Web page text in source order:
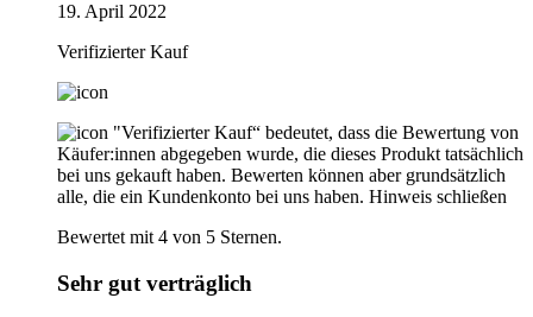
19. April 2022
Verifizierter Kauf
"Verifizierter Kauf“ bedeutet, dass die Bewertung von
Käufer:innen abgegeben wurde, die dieses Produkt tatsächlich
bei uns gekauft haben. Bewerten können aber grundsätzlich
alle, die ein Kundenkonto bei uns haben. Hinweis schließen
Bewertet mit 4 von 5 Sternen.
Sehr gut verträglich